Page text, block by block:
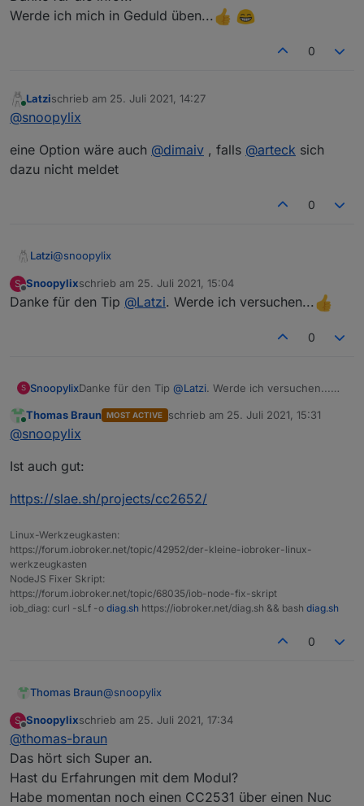
Werde ich mich in Geduld üben...
0
Latzischrieb am 25. Juli 2021, 14:27
zuletzt editiert von
@snoopylix
eine Option wäre auch @dimaiv , falls @arteck sich
dazu nicht meldet
0
Latzi@snoopylix
eine Option wäre auch@dimaiv, falls
nicht meldet
S
Offline
Snoopylixschrieb am 25. Juli 2021, 15:04
zuletzt editiert von
Danke für den Tip @Latzi. Werde ich versuchen...
0
S SnoopylixDanke für den Tip @Latzi. Werde ich versuchen...
Thomas Braun MOST ACTIVE schrieb am 25. Juli 2021, 15:31
zuletzt editiert von
@snoopylix
Ist auch gut:
https://slae.sh/projects/cc2652/
Linux-Werkzeugkasten:
https://forum.iobroker.net/topic/42952/der-kleine-iobroker-linux-
werkzeugkasten
NodeJS Fixer Skript:
https://forum.iobroker.net/topic/68035/iob-node-fix-skript
iob_diag: curl -sLf -o diag.sh https://iobroker.net/diag.sh && bash diag.sh
0
Thomas Braun@snoopylix
Ist auch gut:
https://slae.sh/projects/cc2652/
S
Offline
Snoopylixschrieb am 25. Juli 2021, 17:34
zuletzt editiert von
@thomas-braun
Das hört sich Super an.
Hast du Erfahrungen mit dem Modul?
Habe momentan noch einen CC2531 über einen Nuc